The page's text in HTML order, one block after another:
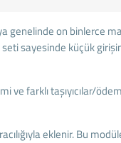
genelinde on binlerce
seti sayesinde küçük
farklı taşıyıcılar/
eklenir. Bu